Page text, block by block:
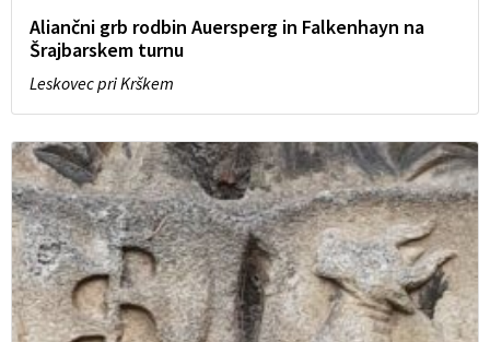
Aliančni grb rodbin Auersperg in Falkenhayn na
Šrajbarskem turnu
Leskovec pri Krškem